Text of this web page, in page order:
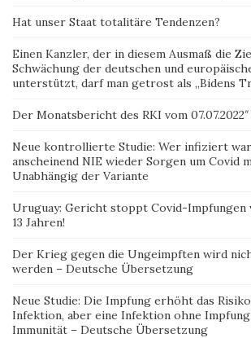
Hat unser Staat totalitäre Tendenzen?
Einen Kanzler, der in diesem Ausmaß die
Schwächung der deutschen und
unterstützt, darf man getrost als „Bidens
Der Monatsbericht des RKI vom
Neue kontrollierte Studie: Wer infiziert
anscheinend NIE wieder Sorgen um Covid
Unabhängig der Variante
Uruguay: Gericht stoppt Covid-Impfungen
13 Jahren!
Der Krieg gegen die Ungeimpften wird
werden – Deutsche Übersetzung
Neue Studie: Die Impfung erhöht das
Infektion, aber eine Infektion ohne
Immunität – Deutsche Übersetzung